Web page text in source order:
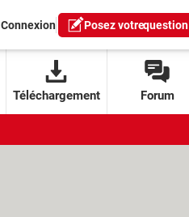
Connexion Posez votrequestion
Téléchargement Forum